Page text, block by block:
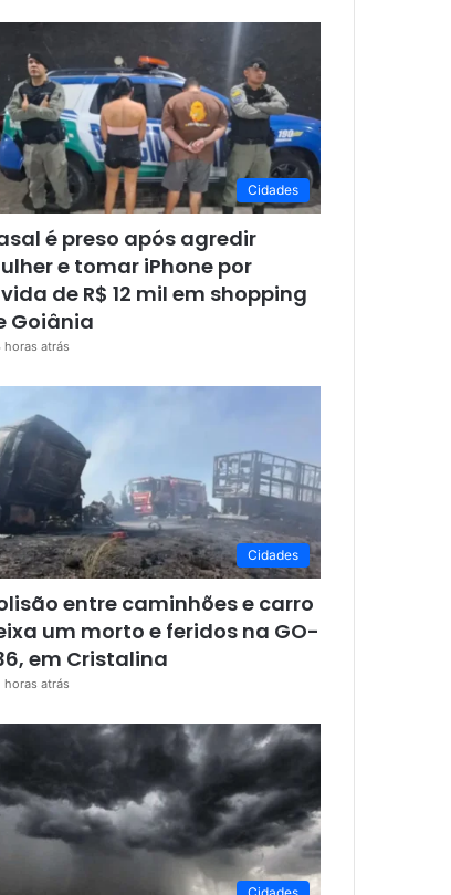
Cidades
é preso após agredir
e tomar iPhone por
de R$ 12 mil em shopping
Goiânia
horas atrás
Cidades
entre caminhões e carro
um morto e feridos na GO-
em Cristalina
horas atrás